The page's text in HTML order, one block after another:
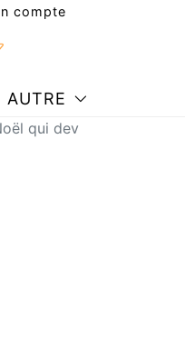
compte
AUTRE
qui devraient vous